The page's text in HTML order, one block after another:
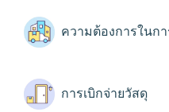
ความต้องการในก
การเบิกจ่ายวัสดุ